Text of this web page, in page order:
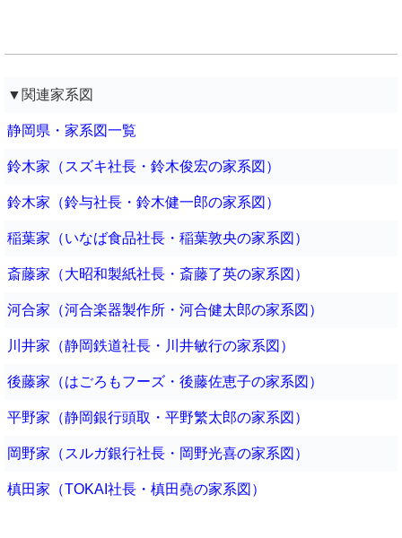
▼関連家系図
静岡県・家系図一覧
鈴木家（スズキ社長・鈴木俊宏の家系図）
鈴木家（鈴与社長・鈴木健一郎の家系図）
稲葉家（いなば食品社長・稲葉敦央の家系図）
斎藤家（大昭和製紙社長・斎藤了英の家系図）
河合家（河合楽器製作所・河合健太郎の家系図）
川井家（静岡鉄道社長・川井敏行の家系図）
後藤家（はごろもフーズ・後藤佐恵子の家系図）
平野家（静岡銀行頭取・平野繁太郎の家系図）
岡野家（スルガ銀行社長・岡野光喜の家系図）
槙田家（TOKAI社長・槙田堯の家系図）